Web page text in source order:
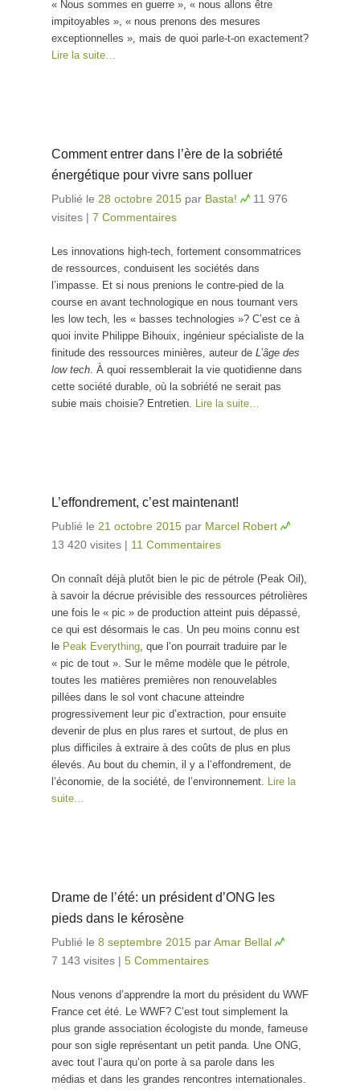
« Nous sommes en guerre », « nous allons être
impitoyables », « nous prenons des mesures
exceptionnelles », mais de quoi parle-t-on exactement?
Lire la suite…
Comment entrer dans l’ère de la sobriété
énergétique pour vivre sans polluer
Publié le 28 octobre 2015 par Basta!
11 976
visites | 7 Commentaires
Les innovations high-tech, fortement consommatrices
de ressources, conduisent les sociétés dans
l’impasse. Et si nous prenions le contre-pied de la
course en avant technologique en nous tournant vers
les low tech, les « basses technologies »? C’est ce à
quoi invite Philippe Bihouix, ingénieur spécialiste de la
finitude des ressources minières, auteur de L’âge des
low tech. À quoi ressemblerait la vie quotidienne dans
cette société durable, où la sobriété ne serait pas
subie mais choisie? Entretien. Lire la suite…
L’effondrement, c’est maintenant!
Publié le 21 octobre 2015 par Marcel Robert
13 420 visites | 11 Commentaires
On connaît déjà plutôt bien le pic de pétrole (Peak Oil),
à savoir la décrue prévisible des ressources pétrolières
une fois le « pic » de production atteint puis dépassé,
ce qui est désormais le cas. Un peu moins connu est
le Peak Everything, que l’on pourrait traduire par le
« pic de tout ». Sur le même modèle que le pétrole,
toutes les matières premières non renouvelables
pillées dans le sol vont chacune atteindre
progressivement leur pic d’extraction, pour ensuite
devenir de plus en plus rares et surtout, de plus en
plus difficiles à extraire à des coûts de plus en plus
élevés. Au bout du chemin, il y a l’effondrement, de
l’économie, de la société, de l’environnement. Lire la
suite…
Drame de l’été: un président d’ONG les
pieds dans le kérosène
Publié le 8 septembre 2015 parAmar Bellal
7 143 visites | 5 Commentaires
Nous venons d’apprendre la mort du président du WWF
France cet été. Le WWF? C’est tout simplement la
plus grande association écologiste du monde, fameuse
pour son sigle représentant un petit panda. Une ONG,
avec tout l’aura qu’on porte à sa parole dans les
médias et dans les grandes rencontres internationales.